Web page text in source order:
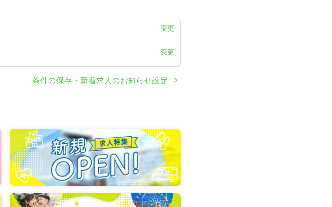
変更
変更
条件の保存・新着求人のお知らせ設定